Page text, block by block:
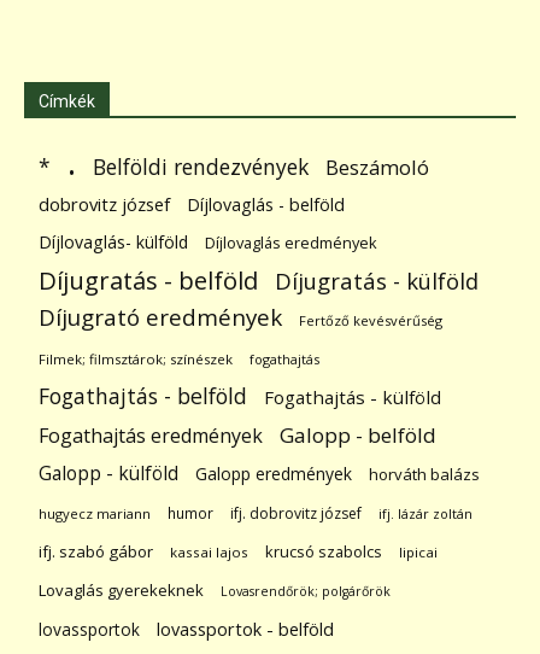
Címkék
* . Belföldi rendezvények Beszámoló
dobrovitz józsef
Díjlovaglás - belföld
Díjlovaglás- külföld
Díjlovaglás eredmények
Díjugratás - belföld Díjugratás - külföld
Díjugrató eredmények Fertőző kevésvérűség
Filmek; filmsztárok; színészek fogathajtás
Fogathajtás - belföld Fogathajtás - külföld
Fogathajtás eredmények Galopp - belföld
Galopp - külföld Galopp eredmények horváth balázs
hugyecz mariann humor ifj. dobrovitz józsef ifj. lázár zoltán
ifj. szabó gábor kassai lajos krucsó szabolcs lipicai
Lovaglás gyerekeknek Lovasrendőrök; polgárőrök
lovassportok lovassportok - belföld